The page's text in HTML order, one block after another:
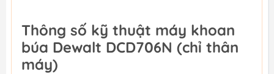
Thông số kỹ thuật máy khoan
búa Dewalt DCD706N (chỉ thân
máy)